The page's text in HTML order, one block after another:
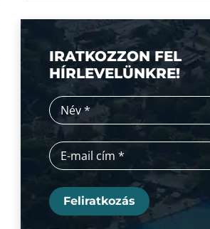
IRATKOZZON FEL
HÍRLEVELÜNKRE!
Feliratkozás